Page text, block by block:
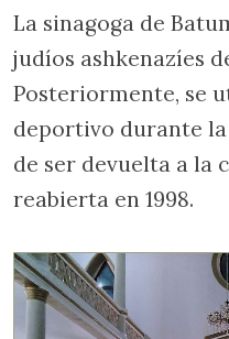
La sinagoga de
judíos ashkenazíes
Posteriormente, se
deportivo durante la
de ser devuelta a la
reabierta en 1998.